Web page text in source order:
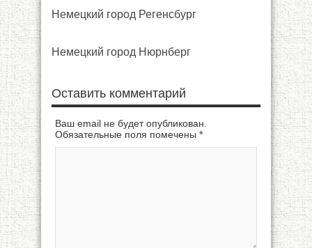
Немецкий город Регенсбург
Немецкий город Нюрнберг
Оставить комментарий
Ваш email не будет опубликован.
Обязательные поля помечены *